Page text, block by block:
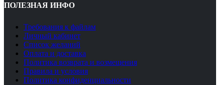
ПОЛЕЗНАЯ ИНФО
Требования к файлам
Личный кабинет
Список желаний
Оплата и доставка
Политика возврата и возмещения
Правила и условия
Политика конфиденциальности